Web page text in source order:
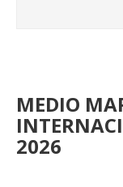
MEDIO
2026